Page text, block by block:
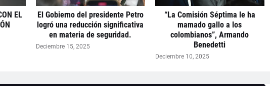
EL
El Gobierno del presidente Petro
logró una reducción significativa
en materia de seguridad.
Deciembre 15, 2025
“La Comisión Séptima le ha
mamado gallo a los
colombianos”, Armando
Benedetti
Deciembre 10, 2025